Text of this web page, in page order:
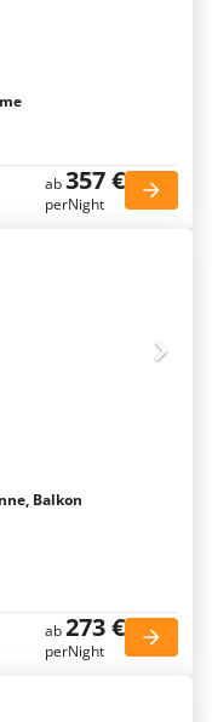
ab357 €
perNight
Balkon
ab273 €
perNight